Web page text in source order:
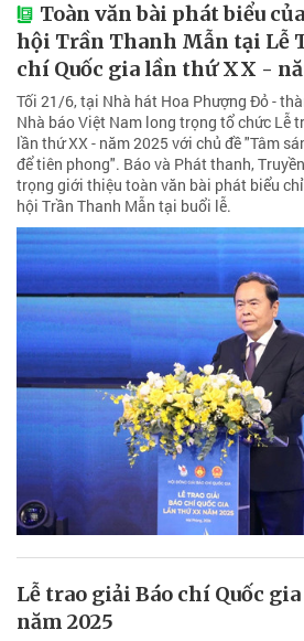
Toàn văn bài phát biểu
hội Trần Thanh Mẫn tại Lễ
chí Quốc gia lần thứ XX -
Tối 21/6, tại Nhà hát Hoa Phượng Đỏ -
Nhà báo Việt Nam long trọng tổ chức Lễ
lần thứ XX - năm 2025 với chủ đề "Tâm
để tiên phong". Báo và Phát thanh,
trọng giới thiệu toàn văn bài phát biểu
hội Trần Thanh Mẫn tại buổi lễ.
Lễ trao giải Báo chí Quốc
năm 2025